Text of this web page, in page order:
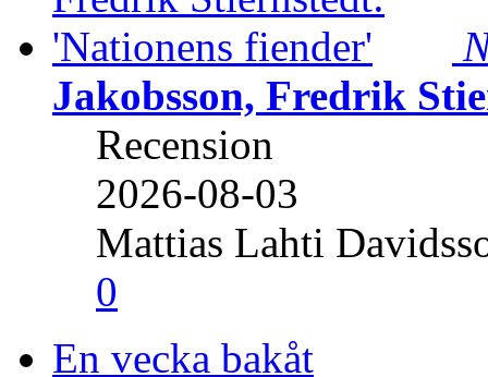
Jakobsson, Fredrik
Recension
2026-08-03
Mattias Lahti
0
En vecka bakåt